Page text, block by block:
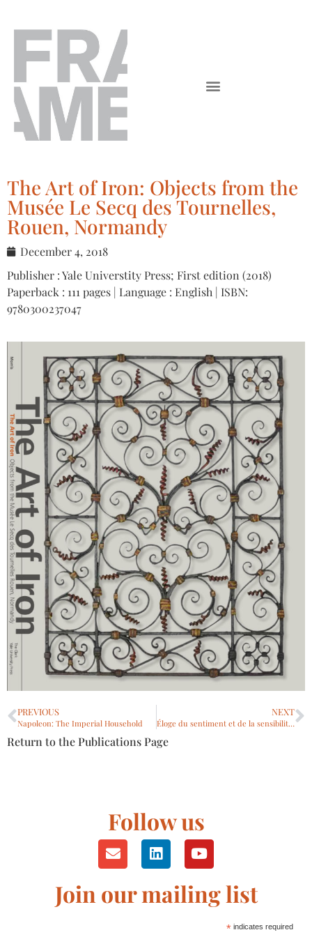
The Art of Iron: Objects from the
Musée Le Secq des Tournelles,
Rouen, Normandy
December 4, 2018
Publisher : Yale Universtity Press; First edition (2018)
Paperback : 111 pages | Language : English | ISBN:
9780300237047
PREVIOUS
Napoleon: The Imperial Household
NEXT
Éloge du sentiment et de la sensibilité : Peintures françaises du XVIIIe siècle des collections de Bretagne
Return to the Publications Page
Follow us
Join our mailing list
* indicates required